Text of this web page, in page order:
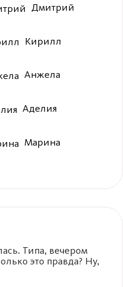
Дмитрий
Кирилл
Анжела
Аделия
Марина
Типа, вечером
это правда? Ну,